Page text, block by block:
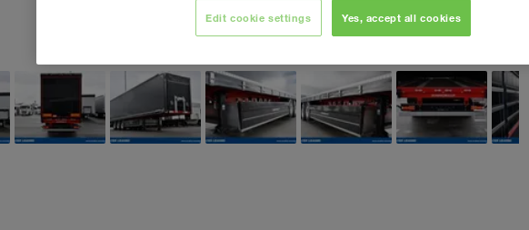
Yes, accept all cookies
Edit cookie settings